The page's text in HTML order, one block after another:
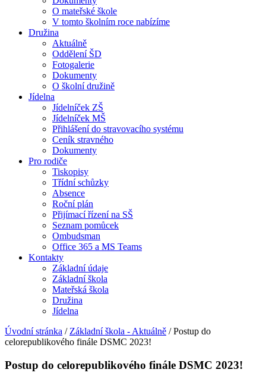
O mateřské škole
V tomto školním roce nabízíme
Družina
Aktuálně
Oddělení ŠD
Fotogalerie
Dokumenty
O školní družině
Jídelna
Jídelníček ZŠ
Jídelníček MŠ
Přihlášení do stravovacího systému
Ceník stravného
Dokumenty
Pro rodiče
Tiskopisy
Třídní schůzky
Absence
Roční plán
Přijímací řízení na SŠ
Seznam pomůcek
Ombudsman
Office 365 a MS Teams
Kontakty
Základní údaje
Základní škola
Mateřská škola
Družina
Jídelna
Úvodní stránka / Základní škola - Aktuálně /Postup do
celorepublikového finále DSMC 2023!
Postup do celorepublikového finále DSMC 2023!